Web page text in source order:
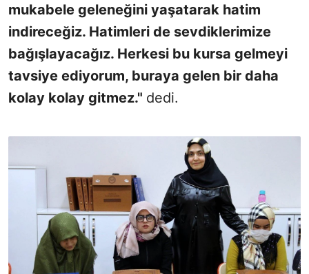
mukabele geleneğini yaşatarak hatim
indireceğiz. Hatimleri de sevdiklerimize
bağışlayacağız. Herkesi bu kursa gelmeyi
tavsiye ediyorum, buraya gelen bir daha
kolay kolay gitmez." dedi.